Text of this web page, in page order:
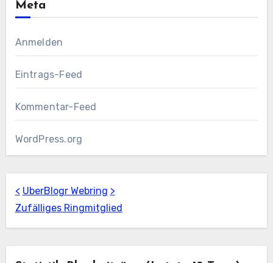
Meta
Anmelden
Eintrags-Feed
Kommentar-Feed
WordPress.org
< UberBlogr Webring >
Zufälliges Ringmitglied